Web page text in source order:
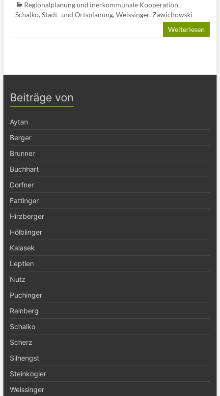
Regionalplanung und inerkommunale Kooperation,
Schalko, Stadt- und Ortsplanung, Weissinger, Zawichowski
Weiterlesen
Beiträge von
Aytan
Berger
Brunner
Buchhart
Dorfner
Fattinger
Hirzberger
Hölblinger
Kalasek
Leptien
Nutz
Puchinger
Reinberg
Schalko
Scherz
Silhengst
Steinkogler
Weissinger